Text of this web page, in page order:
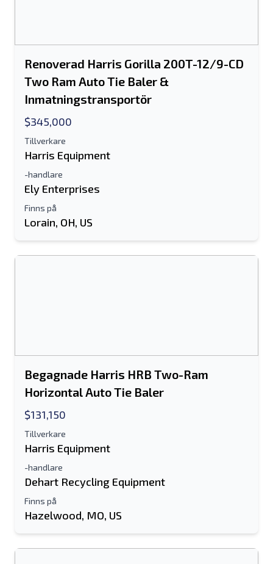
Send a Message
Fullständiga namn
E-postadress
Mobil
Renoverad Harris Gorilla 200T-12/9-CD
Two Ram Auto Tie Baler &
Inmatningstransportör
$345,000
Tillverkare
Harris Equipment
-handlare
Ely Enterprises
Finns på
Lorain, OH, US
Begagnade Harris HRB Two-Ram
Horizontal Auto Tie Baler
$131,150
Tillverkare
Harris Equipment
-handlare
Dehart Recycling Equipment
Finns på
Hazelwood, MO, US
Ditt fullständiga namn
ytterligare information